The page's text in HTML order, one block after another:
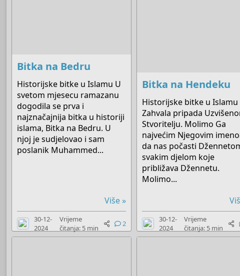
Bitka na Bedru
Historijske bitke u Islamu U
svetom mjesecu ramazanu
dogodila se prva i
najznačajnija bitka u historiji
islama, Bitka na Bedru. U
njoj je sudjelovao i sam
poslanik Muhammed...
Više »
30-12-
2024
Vrijeme
čitanja: 5 min
2
Bitka na Hendeku
Historijske bitke u Islamu
Zahvala pripada
Stvoritelju. Molimo Ga
najvećim Njegovim
da nas počasti
svakim djelom koje
približava Džennetu.
Molimo...
30-12-
2024
Vrijeme
čitanja: 5 min